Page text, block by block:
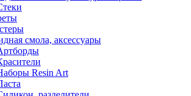
смола, аксессуары
Resin Art